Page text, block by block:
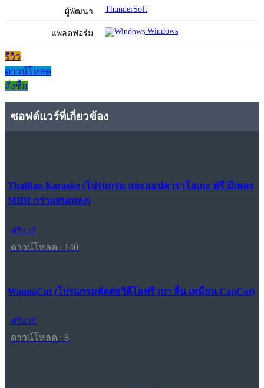
ผู้พัฒนา ThunderSoft
แพลตฟอร์ม Windows
รีวิว
ดาวน์โหลด
สั่งซื้อ
ซอฟต์แวร์ที่เกี่ยวข้อง
ThaiBan Karaoke (โปรแกรม และแอปคาราโอเกะ ฟรี มีเพลง
MIDI กว่าแสนเพลง)
ฟรีแวร์
ดาวน์โหลด : 140
WannaCut (โปรแกรมตัดต่อวิดีโอฟรี เบา ลื่น เหมือน CapCut)
ฟรีแวร์
ดาวน์โหลด : 8